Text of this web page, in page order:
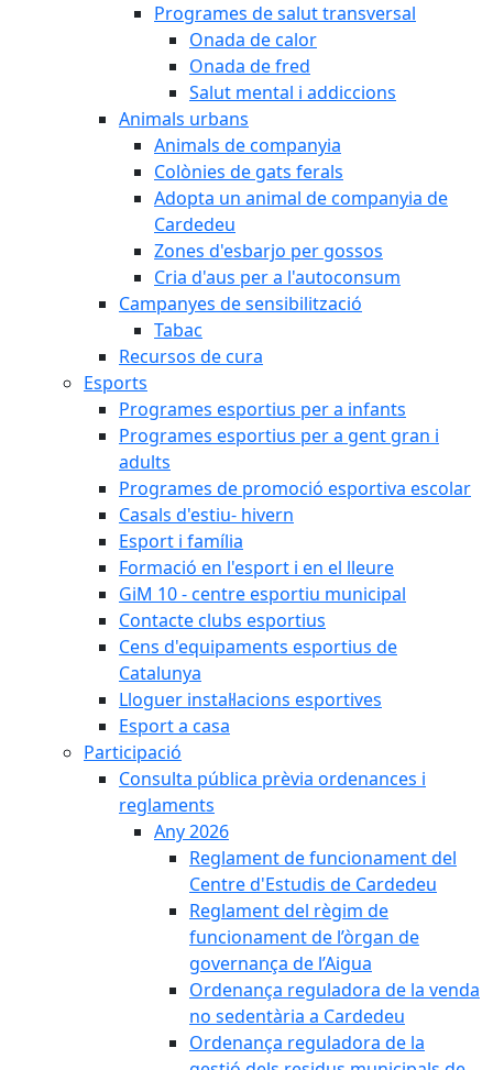
Programes de salut transversal
Onada de calor
Onada de fred
Salut mental i addiccions
Animals urbans
Animals de companyia
Colònies de gats ferals
Adopta un animal de companyia de
Cardedeu
Zones d'esbarjo per gossos
Cria d'aus per a l'autoconsum
Campanyes de sensibilització
Tabac
Recursos de cura
Esports
Programes esportius per a infants
Programes esportius per a gent gran i
adults
Programes de promoció esportiva escolar
Casals d'estiu- hivern
Esport i família
Formació en l'esport i en el lleure
GiM 10 - centre esportiu municipal
Contacte clubs esportius
Cens d'equipaments esportius de
Catalunya
Lloguer instal·lacions esportives
Esport a casa
Participació
Consulta pública prèvia ordenances i
reglaments
Any 2026
Reglament de funcionament del
Centre d'Estudis de Cardedeu
Reglament del règim de
funcionament de l’òrgan de
governança de l’Aigua
Ordenança reguladora de la venda
no sedentària a Cardedeu
Ordenança reguladora de la